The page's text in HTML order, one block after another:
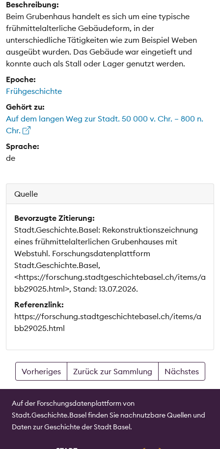
Beschreibung:
Beim Grubenhaus handelt es sich um eine typische
frühmittelalterliche Gebäudeform, in der
unterschiedliche Tätigkeiten wie zum Beispiel Weben
ausgeübt wurden. Das Gebäude war eingetieft und
konnte auch als Stall oder Lager genutzt werden.
Epoche:
Frühgeschichte
Gehört zu:
Auf dem langen Weg zur Stadt. 50 000 v. Chr. – 800 n.
Chr.
Sprache:
de
Quelle
Bevorzugte Zitierung:
Stadt.Geschichte.Basel: Rekonstruktionszeichnung
eines frühmittelalterlichen Grubenhauses mit
Webstuhl. Forschungsdatenplattform
Stadt.Geschichte.Basel,
<https://forschung.stadtgeschichtebasel.ch/items/a
bb29025.html>, Stand: 13.07.2026.
Referenzlink:
https://forschung.stadtgeschichtebasel.ch/items/a
bb29025.html
Vorheriges Zurück zur Sammlung Nächstes
Auf der Forschungsdatenplattform von
Stadt.Geschichte.Basel finden Sie nachnutzbare Quellen und
Daten zur Geschichte der Stadt Basel.